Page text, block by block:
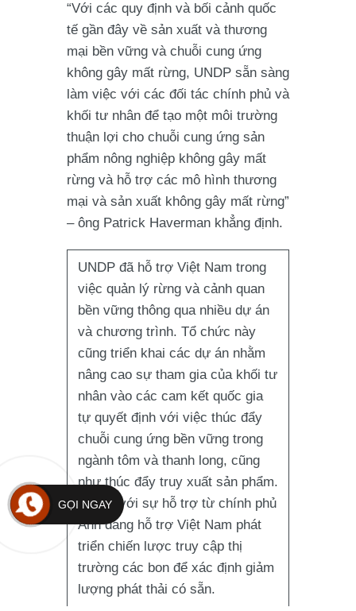
“Với các quy định và bối cảnh quốc
tế gần đây về sản xuất và thương
mại bền vững và chuỗi cung ứng
không gây mất rừng, UNDP sẵn sàng
làm việc với các đối tác chính phủ và
khối tư nhân để tạo một môi trường
thuận lợi cho chuỗi cung ứng sản
phẩm nông nghiệp không gây mất
rừng và hỗ trợ các mô hình thương
mại và sản xuất không gây mất rừng”
– ông Patrick Haverman khẳng định.
UNDP đã hỗ trợ Việt Nam trong
việc quản lý rừng và cảnh quan
bền vững thông qua nhiều dự án
và chương trình. Tổ chức này
cũng triển khai các dự án nhằm
nâng cao sự tham gia của khối tư
nhân vào các cam kết quốc gia
tự quyết định với việc thúc đẩy
chuỗi cung ứng bền vững trong
ngành tôm và thanh long, cũng
như thúc đẩy truy xuất sản phẩm.
UNDP với sự hỗ trợ từ chính phủ
Anh đang hỗ trợ Việt Nam phát
triển chiến lược truy cập thị
trường các bon để xác định giảm
lượng phát thải có sẵn.
GỌI NGAY